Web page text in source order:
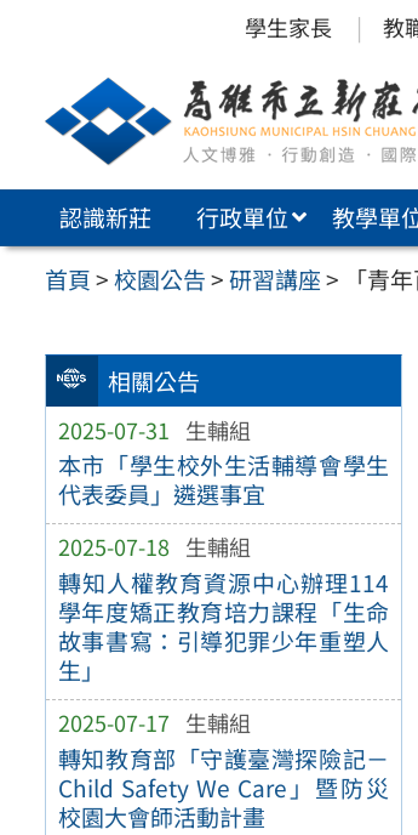
內
學生家長 教
認識新莊 行政單位 教學單
首頁>校園公告>研習講座> 「青
相關公告
2025-07-31 生輔組
本市「學生校外生活輔導會學生
代表委員」遴選事宜
2025-07-18 生輔組
轉知人權教育資源中心辦理114
學年度矯正教育培力課程「生命
故事書寫：引導犯罪少年重塑人
生」
2025-07-17 生輔組
轉知教育部「守護臺灣探險記－
Child Safety We Care」暨防災
校園大會師活動計畫